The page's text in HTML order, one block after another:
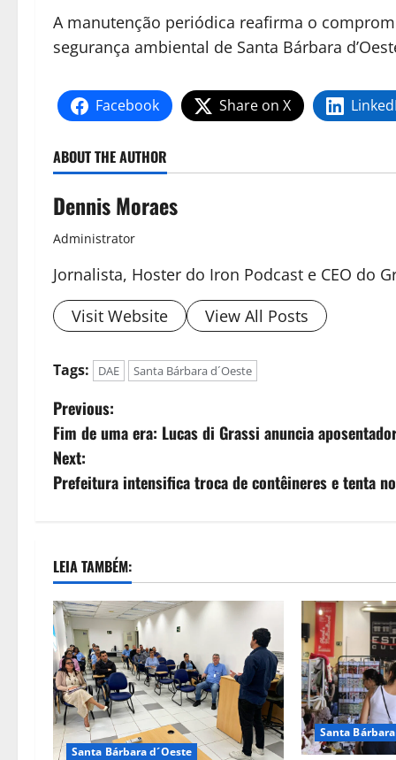
A manutenção periódica reafirma o
segurança ambiental de Santa Bárbara
Facebook Share on X
ABOUT THE AUTHOR
Dennis Moraes
Administrator
Jornalista, Hoster do Iron Podcast e CEO do
Visit Website
View All Posts
Tags: DAE Santa Bárbara d´Oeste
Previous:
Fim de uma era: Lucas di Grassi anuncia
Next:
Prefeitura intensifica troca de contêineres e tenta
LEIA TAMBÉM:
Santa Bárbara d´Oeste
Santa